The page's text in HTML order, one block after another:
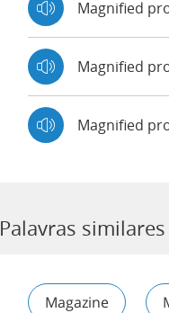
Magnified
Magnified
Magnified
Palavras
Magazine